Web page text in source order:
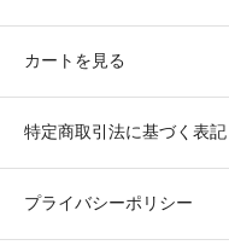
カートを見る
特定商取引法に基づく表記
プライバシーポリシー